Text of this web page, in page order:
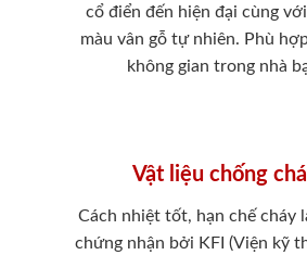
cổ điển đến hiện đại cùng
màu vân gỗ tự nhiên. Phù
không gian trong nhà
Vật liệu chống
Cách nhiệt tốt, hạn chế cháy
chứng nhận bởi KFI (Viện kỹ